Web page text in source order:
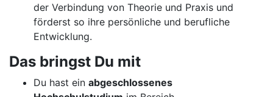
der Verbindung von Theorie und Praxis und
förderst so ihre persönliche und berufliche
Entwicklung.
Das bringst Du mit
Du hast ein abgeschlossenes